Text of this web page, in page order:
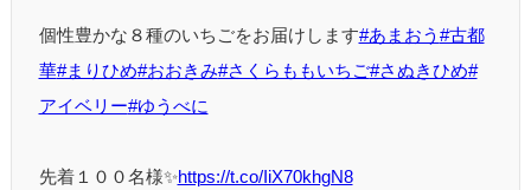
個性豊かな８種のいちごをお届けします#あまおう #古都
華#まりひめ#おおきみ#さくらももいちご#さぬきひめ#
アイベリー#ゆうべに
先着１００名様✨https://t.co/IiX70khgN8